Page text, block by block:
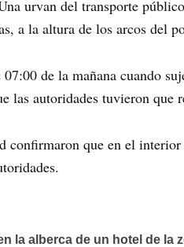
urvan del transporte
a la altura de los arcos del
de la mañana cuando
las autoridades tuvieron
confirmaron que en el
la alberca de un hotel de la